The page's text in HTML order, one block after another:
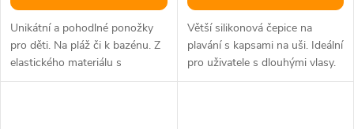
Unikátní a pohodlné ponožky
pro děti. Na pláž či k bazénu. Z
elastického materiálu s
protiskluzovou podrážkou.
Větší silikonová čepice na
plavání s kapsami na uši. Ideální
pro uživatele s dlouhými vlasy.